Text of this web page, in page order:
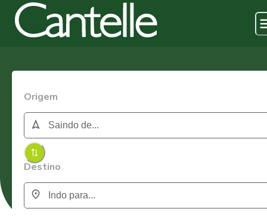
Origem
Destino